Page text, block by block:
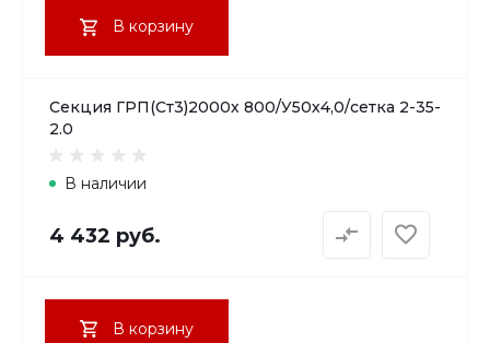
В корзину
Секция ГРП(Ст3)2000х 800/У50х4,0/сетка 2-35-
2.0
В наличии
4 432 руб.
В корзину